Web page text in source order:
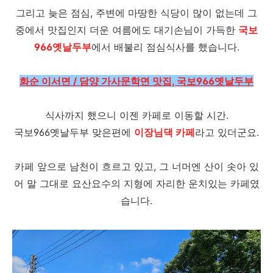
그리고 늦은 점심, 주변에 마땅한 식당이 많이 없는데 그
중에서 맛집인지 더운 여름에도 대기손님이 가득한 국보
966옛날두부에서 배불리 점심식사를 했습니다.
화순 이서면 / 담양 가사문학면 맛집, 국보966옛날두부
식사까지 했으니 이젠 카페로 이동할 시간.
국보966옛날두부 맞은편에 이장님댁 카페라고 있더군요.
카페 앞으로 남천이 흐르고 있고, 그 너머엔 산이 솟아 있
어 말 그대로 요산요수의 지형에 자리한 운치있는 카페였
습니다.